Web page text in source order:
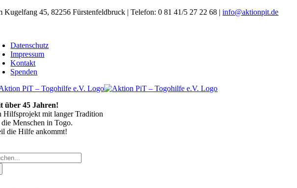
Zum
Kugelfang 45, 82256 Fürstenfeldbruck | Telefon: 0 81 41/5 27 22 68 |info@aktionpit.de
Datenschutz
Impressum
Kontakt
Spenden
über 45 Jahren!
Hilfsprojekt mit langer Tradition
Menschen in Togo.
die Hilfe ankommt!